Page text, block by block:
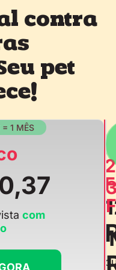
contra
pet
= 1 MÊS
com
2